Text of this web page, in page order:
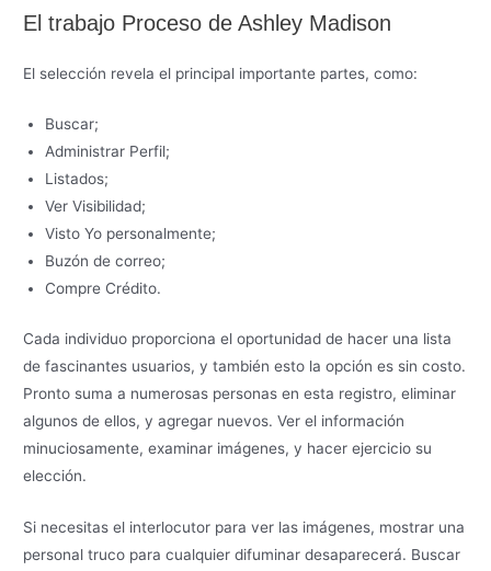
El trabajo Proceso de Ashley Madison
El selección revela el principal importante partes, como:
Buscar;
Administrar Perfil;
Listados;
Ver Visibilidad;
Visto Yo personalmente;
Buzón de correo;
Compre Crédito.
Cada individuo proporciona el oportunidad de hacer una lista
de fascinantes usuarios, y también esto la opción es sin costo.
Pronto suma a numerosas personas en esta registro, eliminar
algunos de ellos, y agregar nuevos. Ver el información
minuciosamente, examinar imágenes, y hacer ejercicio su
elección.
Si necesitas el interlocutor para ver las imágenes, mostrar una
personal truco para cualquier difuminar desaparecerá. Buscar